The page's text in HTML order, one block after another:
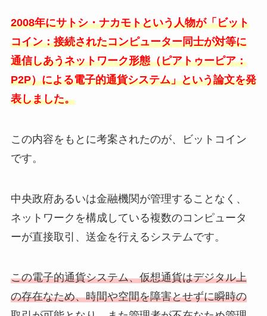
2008年にサトシ・ナカモトという人物が「ビット
コイン：接続されたコンピューター同士が対等に
通信しあうネットワーク形態（ピアトゥーピア：
P2P）による電子的通貨システム」という論文を発
表しました。
この内容をもとに考案されたのが、ビットコイン
です。
中央政府あるいは金融機関が管理することなく、
ネットワークを構成している複数のコンピュータ
ーが直接取引、送金を行えるシステムです。
この電子的通貨システム、仮想通貨はデジタル上
の存在なため、時間や空間を障害とせずに瞬時の